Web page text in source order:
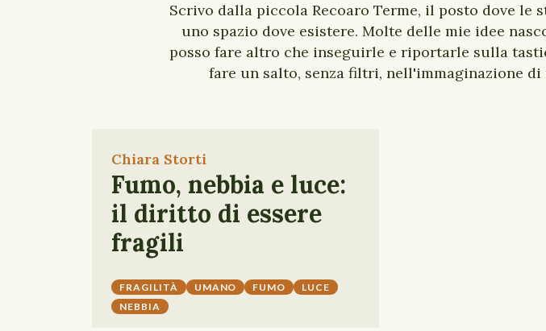
Scrivo dalla piccola Recoaro Terme, il posto dove
uno spazio dove esistere. Molte delle mie idee
posso fare altro che inseguirle e riportarle sulla
fare un salto, senza filtri, nell'immaginazione
Chiara Storti
Fumo, nebbia e luce:
il diritto di essere
fragili
FRAGILITÀ UMANO FUMO
LUCE
NEBBIA